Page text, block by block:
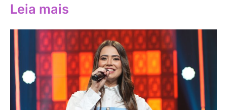
Leia mais